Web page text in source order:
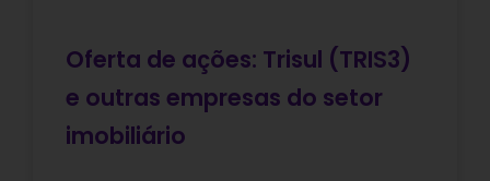
Oferta de ações: Trisul (TRIS3)
e outras empresas do setor
imobiliário